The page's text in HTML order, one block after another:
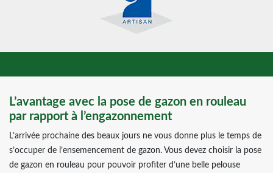
L’avantage avec la pose de gazon en rouleau
par rapport à l’engazonnement
L’arrivée prochaine des beaux jours ne vous donne plus le temps de
s’occuper de l’ensemencement de gazon. Vous devez choisir la pose
de gazon en rouleau pour pouvoir profiter d’une belle pelouse